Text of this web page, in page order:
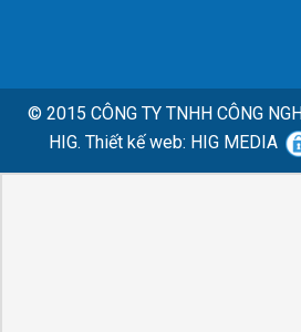
© 2015 CÔNG TY TNHH CÔNG
HIG. Thiết kế web: HIG MEDIA